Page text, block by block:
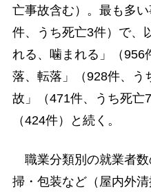
亡事故含む）。最も多
件、うち死亡3件）で、
れる、噛まれる」（956
落、転落」（928件、う
故」（471件、うち死亡
（424件）と続く。
職業分類別の就業者
掃・包装など（屋内外